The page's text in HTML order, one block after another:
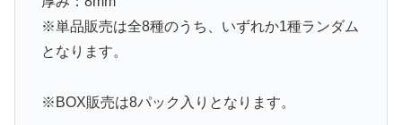
※単品販売は全8種のうち、いずれか1種ランダム
となります。
※BOX販売は8パック入りとなります。